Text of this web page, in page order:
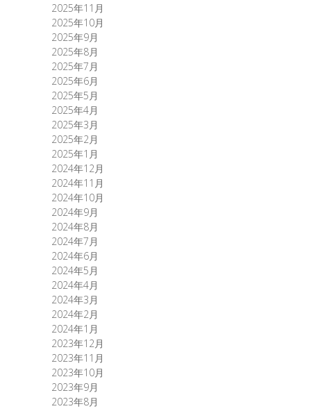
2025年11月
2025年10月
2025年9月
2025年8月
2025年7月
2025年6月
2025年5月
2025年4月
2025年3月
2025年2月
2025年1月
2024年12月
2024年11月
2024年10月
2024年9月
2024年8月
2024年7月
2024年6月
2024年5月
2024年4月
2024年3月
2024年2月
2024年1月
2023年12月
2023年11月
2023年10月
2023年9月
2023年8月